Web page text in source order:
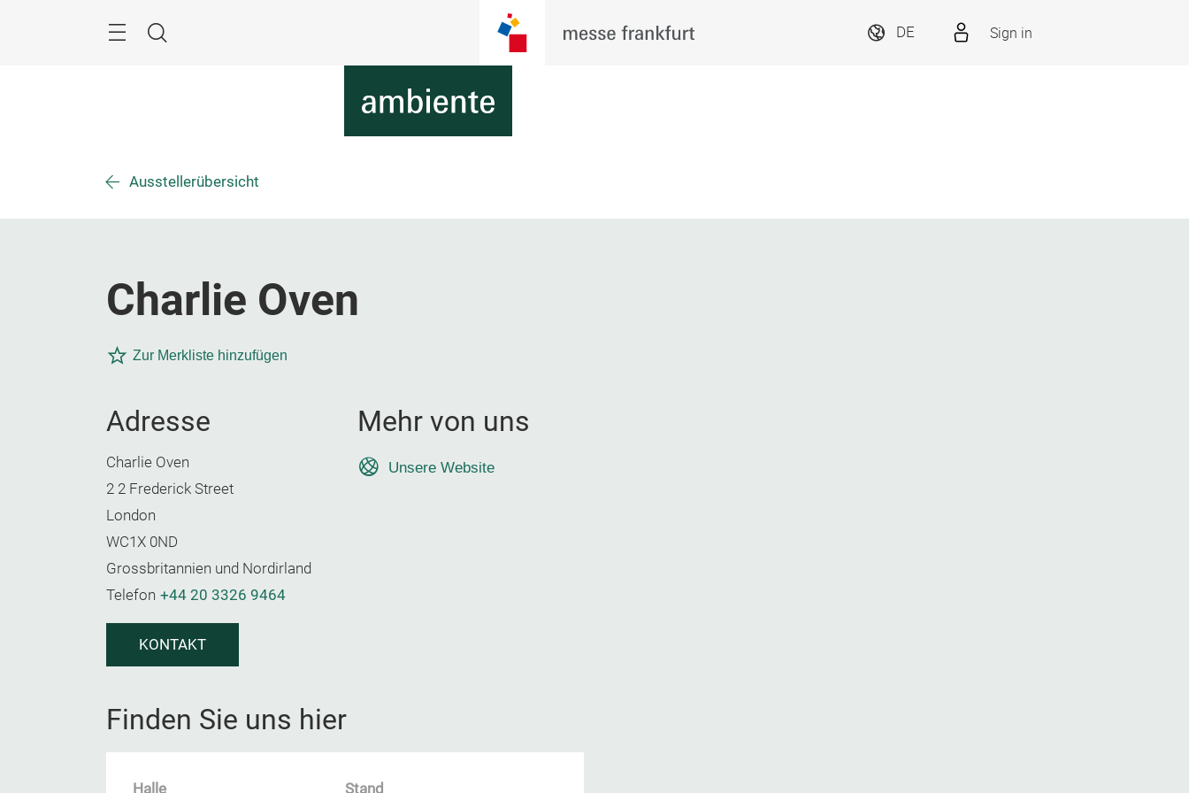
Suche
DE Sign in
Ausstellerübersicht
Charlie Oven
Zur Merkliste hinzufügen
Adresse
Charlie Oven
2 2 Frederick Street
London
WC1X 0ND
Grossbritannien und Nordirland
Telefon +44 20 3326 9464
KONTAKT
Mehr von uns
Unsere Website
Finden Sie uns hier
Halle Stand